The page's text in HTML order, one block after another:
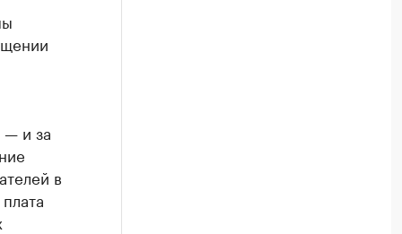
— и за
в